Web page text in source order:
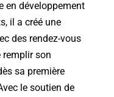
en développement
il a créé une
des rendez-vous
son
sa première
le soutien de